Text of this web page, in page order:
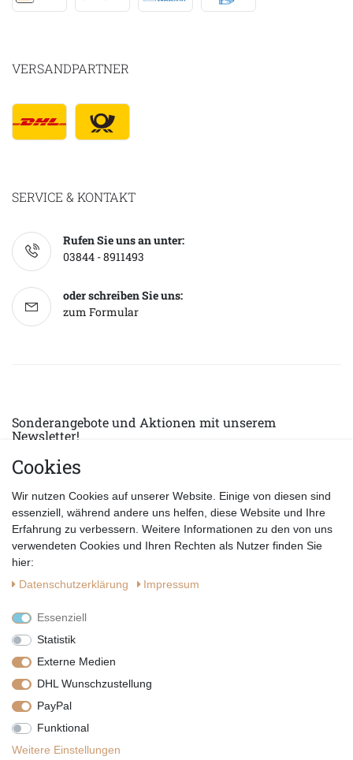
VERSANDPARTNER
SERVICE & KONTAKT
Rufen Sie uns an unter:
03844 - 8911493
oder schreiben Sie uns:
zum Formular
Sonderangebote und Aktionen mit unserem
Newsletter!
E-MAIL *
Datenschutzerklärung
Vertrag widerrufen
Cookies
Wir nutzen Cookies auf unserer Website. Einige von diesen sind
essenziell, während andere uns helfen, diese Website und Ihre
Erfahrung zu verbessern. Weitere Informationen zu den von uns
verwendeten Cookies und Ihren Rechten als Nutzer finden Sie
hier:
Daten­schutz­erklärung
Impressum
Essenziell
Statistik
Externe Medien
DHL Wunschzustellung
PayPal
Funktional
Weitere Einstellungen